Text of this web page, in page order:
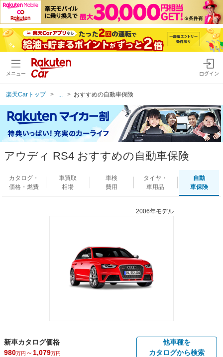
メニュー ログイン
楽天Carトップ おすすめの自動車保険
アウディ RS4 おすすめの自動車保険
カタログ・
価格・燃費
車買取
相場
車検
費用
タイヤ・
車用品
自動
車保険
2006年モデル
新車カタログ価格
980万円 ～ 1,079万円
他車種を
カタログから検索